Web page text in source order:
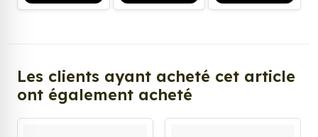
Les clients ayant acheté cet article
ont également acheté